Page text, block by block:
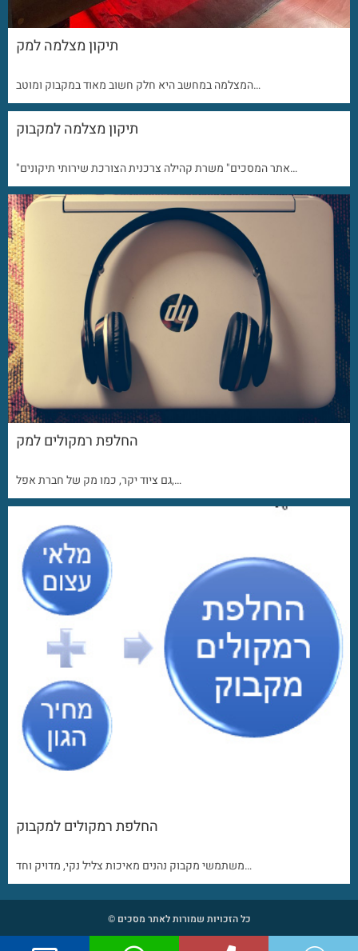
תיקון מצלמה למק
המצלמה במחשב היא חלק חשוב מאוד במקבוק ומוטב…
תיקון מצלמה למקבוק
"אתר המסכים" משרת קהילה צרכנית הצורכת שירותי תיקונים…
החלפת רמקולים למק
גם ציוד יקר, כמו מק של חברת אפל,…
החלפת רמקולים למקבוק
משתמשי מקבוק נהנים מאיכות צליל נקי, מדויק וחד…
כל הזכויות שמורות לאתר מסכים ©